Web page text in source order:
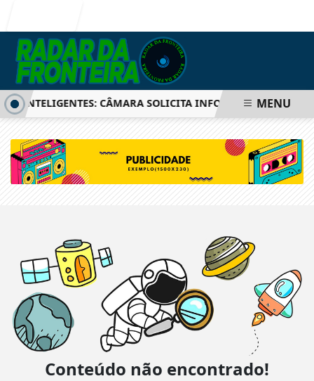
INTELIGENTES: CÂMARA SOLICITA INFORMAÇÕES SOBRE
MENU
Conteúdo não encontrado!